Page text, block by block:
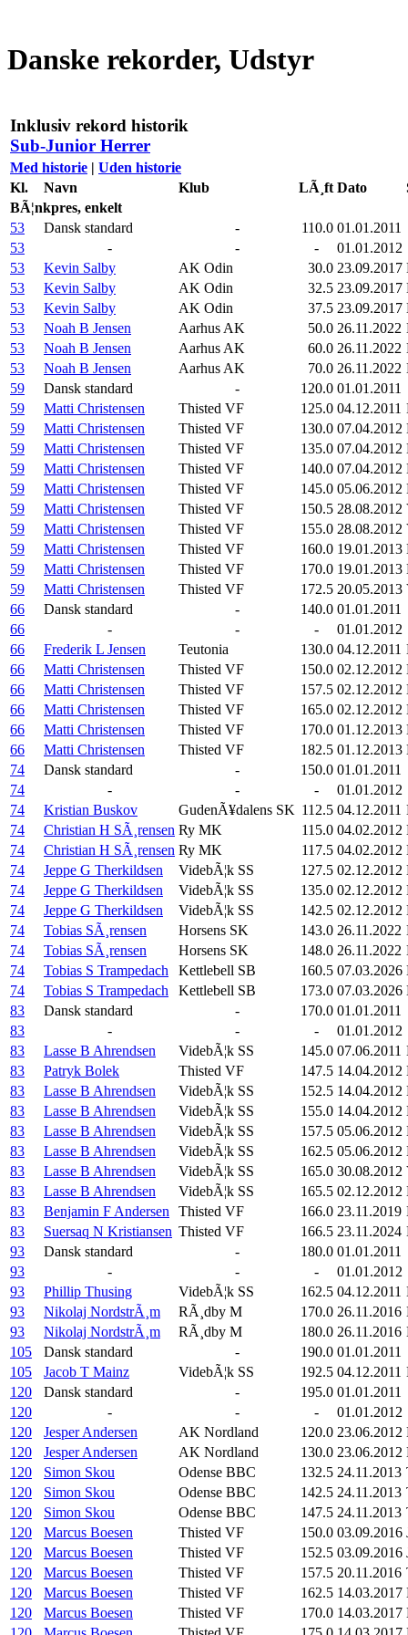
Danske rekorder, Udstyr
Inklusiv rekord historik
Sub-Junior Herrer
Med historie | Uden historie
Kl.
Navn Klub LÃ¸ft Dato
BÃ¦nkpres, enkelt
53
Dansk standard - 110.0 01.01.2011
53
- - -
01.01.2012
53
Kevin Salby AK Odin 30.0 23.09.2017
53
Kevin Salby AK Odin 32.5 23.09.2017
53
Kevin Salby AK Odin 37.5 23.09.2017
53
Noah B Jensen Aarhus AK 50.0 26.11.2022
53
Noah B Jensen Aarhus AK 60.0 26.11.2022
53
Noah B Jensen Aarhus AK 70.0 26.11.2022
59
Dansk standard - 120.0 01.01.2011
59
Matti Christensen Thisted VF 125.0 04.12.2011
59
Matti Christensen Thisted VF 130.0 07.04.2012
59
Matti Christensen Thisted VF 135.0 07.04.2012
59
Matti Christensen Thisted VF 140.0 07.04.2012
59
Matti Christensen Thisted VF 145.0 05.06.2012
59
Matti Christensen Thisted VF 150.5 28.08.2012
59
Matti Christensen Thisted VF 155.0 28.08.2012
59
Matti Christensen Thisted VF 160.0 19.01.2013
59
Matti Christensen Thisted VF 170.0 19.01.2013
59
Matti Christensen Thisted VF 172.5 20.05.2013
66
Dansk standard - 140.0 01.01.2011
66
- - -
01.01.2012
66
Frederik L Jensen Teutonia 130.0 04.12.2011
66
Matti Christensen Thisted VF 150.0 02.12.2012
66
Matti Christensen Thisted VF 157.5 02.12.2012
66
Matti Christensen Thisted VF 165.0 02.12.2012
66
Matti Christensen Thisted VF 170.0 01.12.2013
66
Matti Christensen Thisted VF 182.5 01.12.2013
74
Dansk standard - 150.0 01.01.2011
74
- - -
01.01.2012
74
Kristian Buskov GudenÃ¥dalens SK 112.5 04.12.2011
74
Christian H SÃ¸rensen Ry MK 115.0 04.02.2012
74
Christian H SÃ¸rensen Ry MK 117.5 04.02.2012
74
Jeppe G Therkildsen VidebÃ¦k SS 127.5 02.12.2012
74
Jeppe G Therkildsen VidebÃ¦k SS 135.0 02.12.2012
74
Jeppe G Therkildsen VidebÃ¦k SS 142.5 02.12.2012
74
Tobias SÃ¸rensen Horsens SK 143.0 26.11.2022
74
Tobias SÃ¸rensen Horsens SK 148.0 26.11.2022
74
Tobias S Trampedach Kettlebell SB 160.5 07.03.2026
74
Tobias S Trampedach Kettlebell SB 173.0 07.03.2026
83
Dansk standard - 170.0 01.01.2011
83
- - -
01.01.2012
83
Lasse B Ahrendsen VidebÃ¦k SS 145.0 07.06.2011
83
Patryk Bolek Thisted VF 147.5 14.04.2012
83
Lasse B Ahrendsen VidebÃ¦k SS 152.5 14.04.2012
83
Lasse B Ahrendsen VidebÃ¦k SS 155.0 14.04.2012
83
Lasse B Ahrendsen VidebÃ¦k SS 157.5 05.06.2012
83
Lasse B Ahrendsen VidebÃ¦k SS 162.5 05.06.2012
83
Lasse B Ahrendsen VidebÃ¦k SS 165.0 30.08.2012
83
Lasse B Ahrendsen VidebÃ¦k SS 165.5 02.12.2012
83
Benjamin F Andersen Thisted VF 166.0 23.11.2019
83
Suersaq N Kristiansen Thisted VF 166.5 23.11.2024
93
Dansk standard - 180.0 01.01.2011
93
- - -
01.01.2012
93
Phillip Thusing VidebÃ¦k SS 162.5 04.12.2011
93
Nikolaj NordstrÃ¸m RÃ¸dby M 170.0 26.11.2016
93
Nikolaj NordstrÃ¸m RÃ¸dby M 180.0 26.11.2016
105
Dansk standard - 190.0 01.01.2011
105
Jacob T Mainz VidebÃ¦k SS 192.5 04.12.2011
120
Dansk standard - 195.0 01.01.2011
120
- - -
01.01.2012
120
Jesper Andersen AK Nordland 120.0 23.06.2012
120
Jesper Andersen AK Nordland 130.0 23.06.2012
120
Simon Skou Odense BBC 132.5 24.11.2013
120
Simon Skou Odense BBC 142.5 24.11.2013
120
Simon Skou Odense BBC 147.5 24.11.2013
120
Marcus Boesen Thisted VF 150.0 03.09.2016
120
Marcus Boesen Thisted VF 152.5 03.09.2016
120
Marcus Boesen Thisted VF 157.5 20.11.2016
120
Marcus Boesen Thisted VF 162.5 14.03.2017
120
Marcus Boesen Thisted VF 170.0 14.03.2017